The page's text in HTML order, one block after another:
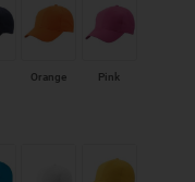
Orange Pink